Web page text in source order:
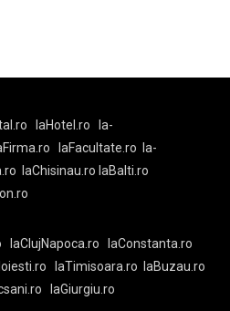
laHotel.ro
la-
laFacultate.ro
la-
laChisinau.ro laBalti.ro
laClujNapoca.ro
laConstanta.ro
laTimisoara.ro
laBuzau.ro
laGiurgiu.ro